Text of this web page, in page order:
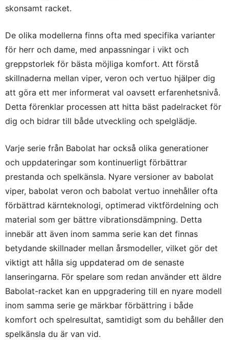
skonsamt racket.
De olika modellerna finns ofta med specifika varianter
för herr och dame, med anpassningar i vikt och
greppstorlek för bästa möjliga komfort. Att förstå
skillnaderna mellan viper, veron och vertuo hjälper dig
att göra ett mer informerat val oavsett erfarenhetsnivå.
Detta förenklar processen att hitta bäst padelracket för
dig och bidrar till både utveckling och spelglädje.
Varje serie från Babolat har också olika generationer
och uppdateringar som kontinuerligt förbättrar
prestanda och spelkänsla. Nyare versioner av babolat
viper, babolat veron och babolat vertuo innehåller ofta
förbättrad kärnteknologi, optimerad viktfördelning och
material som ger bättre vibrationsdämpning. Detta
innebär att även inom samma serie kan det finnas
betydande skillnader mellan årsmodeller, vilket gör det
viktigt att hålla sig uppdaterad om de senaste
lanseringarna. För spelare som redan använder ett äldre
Babolat-racket kan en uppgradering till en nyare modell
inom samma serie ge märkbar förbättring i både
komfort och spelresultat, samtidigt som du behåller den
spelkänsla du är van vid.